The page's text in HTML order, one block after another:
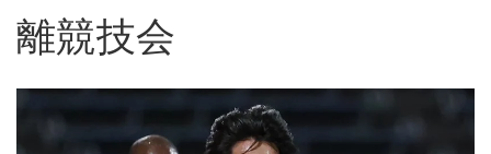
離競技会